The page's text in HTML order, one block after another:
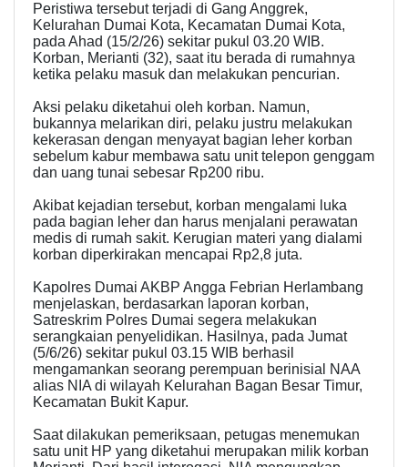
Peristiwa tersebut terjadi di Gang Anggrek,
Kelurahan Dumai Kota, Kecamatan Dumai Kota,
pada Ahad (15/2/26) sekitar pukul 03.20 WIB.
Korban, Merianti (32), saat itu berada di rumahnya
ketika pelaku masuk dan melakukan pencurian.
Aksi pelaku diketahui oleh korban. Namun,
bukannya melarikan diri, pelaku justru melakukan
kekerasan dengan menyayat bagian leher korban
sebelum kabur membawa satu unit telepon genggam
dan uang tunai sebesar Rp200 ribu.
Akibat kejadian tersebut, korban mengalami luka
pada bagian leher dan harus menjalani perawatan
medis di rumah sakit. Kerugian materi yang dialami
korban diperkirakan mencapai Rp2,8 juta.
Kapolres Dumai AKBP Angga Febrian Herlambang
menjelaskan, berdasarkan laporan korban,
Satreskrim Polres Dumai segera melakukan
serangkaian penyelidikan. Hasilnya, pada Jumat
(5/6/26) sekitar pukul 03.15 WIB berhasil
mengamankan seorang perempuan berinisial NAA
alias NIA di wilayah Kelurahan Bagan Besar Timur,
Kecamatan Bukit Kapur.
Saat dilakukan pemeriksaan, petugas menemukan
satu unit HP yang diketahui merupakan milik korban